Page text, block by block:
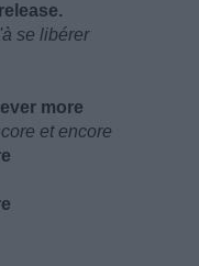
se libérer
more
et encore